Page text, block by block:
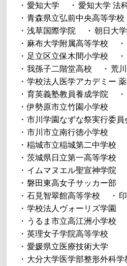
愛知大学
愛知大学 法
青森県立弘前中央高等学校
浅草国際学院
朝日大学
麻布大学附属高等学校
足立区立保木間小学校
我孫子二階堂高校
荒
学校法人医学アカデミー
育英義塾教員養成学院
伊勢原市立竹園小学校
市川学園なずな祭実行委員
市川市立南行徳小学校
稲城市立稲城第二中学校
茨城県日立第一高等学校
イムマヌエル聖宣神学院
磐田東高女子サッカー部
石見智翠館高等学校
学校法人ヴォーリズ学園
うるま市立高江洲小学校
英理女子学院高等学校
愛媛県立医療技術大学
大分大学医学部整形外科学